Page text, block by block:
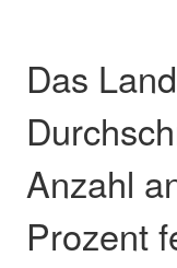
Das
Anzahl
Prozent